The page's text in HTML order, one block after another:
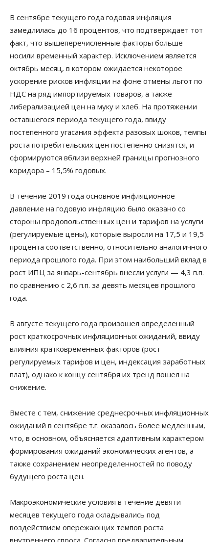
В сентябре текущего года годовая инфляция
замедлилась до 16 процентов, что подтверждает тот
факт, что вышеперечисленные факторы больше
носили временный характер. Исключением является
октябрь месяц, в котором ожидается некоторое
ускорение рисков инфляции на фоне отмены льгот по
НДС на ряд импортируемых товаров, а также
либерализацией цен на муку и хлеб. На протяжении
оставшегося периода текущего года, ввиду
постепенного угасания эффекта разовых шоков, темпы
роста потребительских цен постепенно снизятся, и
сформируются вблизи верхней границы прогнозного
коридора – 15,5% годовых.
В течение 2019 года основное инфляционное
давление на годовую инфляцию было оказано со
стороны продовольственных цен и тарифов на услуги
(регулируемые цены), которые выросли на 17,5 и 19,5
процента соответственно, относительно аналогичного
периода прошлого года. При этом наибольший вклад в
рост ИПЦ за январь-сентябрь внесли услуги — 4,3 п.п.
по сравнению с 2,6 п.п. за девять месяцев прошлого
года.
В августе текущего года произошел определенный
рост краткосрочных инфляционных ожиданий, ввиду
влияния кратковременных факторов (рост
регулируемых тарифов и цен, индексация заработных
плат), однако к концу сентября их тренд пошел на
снижение.
Вместе с тем, снижение среднесрочных инфляционных
ожиданий в сентябре т.г. оказалось более медленным,
что, в основном, объясняется адаптивным характером
формирования ожиданий экономических агентов, а
также сохранением неопределенностей по поводу
будущего роста цен.
Макроэкономические условия в течение девяти
месяцев текущего года складывались под
воздействием опережающих темпов роста
внутреннего спроса. Согласно предварительным